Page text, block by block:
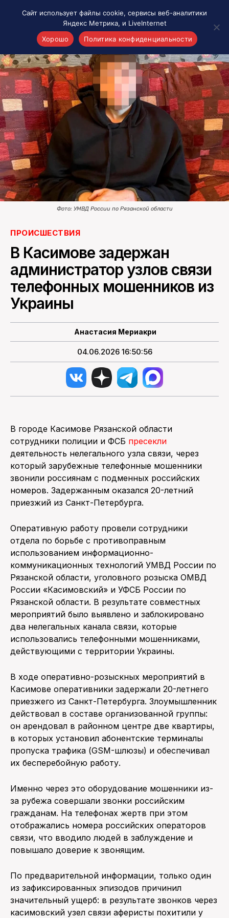
Акценты
Материалы о Рязани и области
Проекты 7 инфо
Здоровье
Интересное
Новости кино и ТВ
Новости России
Политика
Новости мира
Все материалы 7инфо
ПОИСК ПО САЙТУ
Фото: УМВД России по Рязанской области
ПРОИСШЕСТВИЯ
В Касимове задержан
администратор узлов связи
телефонных мошенников из
Украины
Анастасия Мериакри
04.06.2026 16:50:56
В городе Касимове Рязанской области
сотрудники полиции и ФСБ пресекли
деятельность нелегального узла связи, через
который зарубежные телефонные мошенники
звонили россиянам с подменных российских
номеров. Задержанным оказался 20-летний
приезжий из Санкт-Петербурга.
Оперативную работу провели сотрудники
отдела по борьбе с противоправным
использованием информационно-
коммуникационных технологий УМВД России по
Рязанской области, уголовного розыска ОМВД
России «Касимовский» и УФСБ России по
Рязанской области. В результате совместных
мероприятий было выявлено и заблокировано
два нелегальных канала связи, которые
использовались телефонными мошенниками,
действующими с территории Украины.
В ходе оперативно-розыскных мероприятий в
Касимове оперативники задержали 20-летнего
приезжего из Санкт-Петербурга. Злоумышленник
действовал в составе организованной группы:
он арендовал в районном центре две квартиры,
в которых установил абонентские терминалы
пропуска трафика (GSM-шлюзы) и обеспечивал
их бесперебойную работу.
Именно через это оборудование мошенники из-
за рубежа совершали звонки российским
гражданам. На телефонах жертв при этом
отображались номера российских операторов
связи, что вводило людей в заблуждение и
повышало доверие к звонящим.
По предварительной информации, только один
из зафиксированных эпизодов причинил
значительный ущерб: в результате звонков через
касимовский узел связи аферисты похитили у
Сайт использует файлы cookie, сервисы веб-аналитики
Яндекс Метрика, и LiveInternet
Хорошо
Политика конфиденциальности